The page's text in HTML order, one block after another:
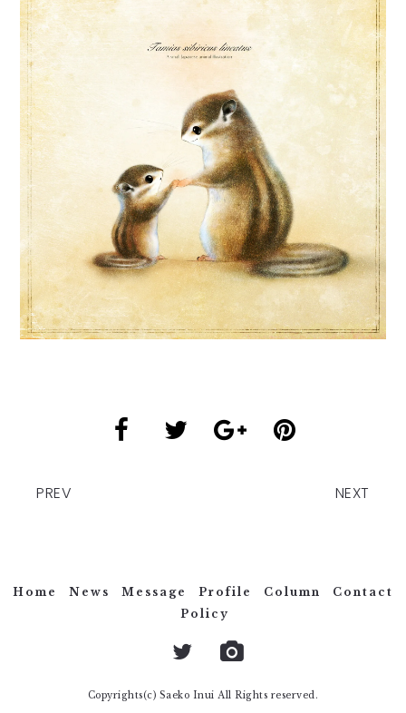
PREV NEXT
Home News Message Profile Column
Contact
Policy
Copyrights(c) Saeko Inui All Rights reserved.